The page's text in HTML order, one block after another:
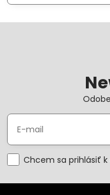
Chcem sa prihlásiť